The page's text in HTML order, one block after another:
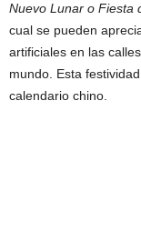
Nuevo Lunar o Fiesta
cual se pueden
artificiales en las
mundo. Esta
calendario chino.